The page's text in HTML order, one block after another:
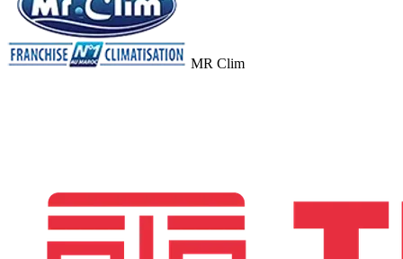
MR Clim